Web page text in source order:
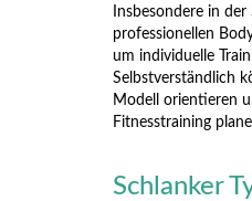
Insbesondere in
professionellen
um individuelle
Selbstverständlich
Modell orientieren
Fitnesstraining
Schlanker